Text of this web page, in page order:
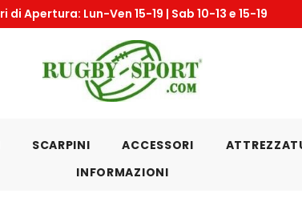
Chiusura
SCARPINI ACCESSORI
INFORMAZIONI